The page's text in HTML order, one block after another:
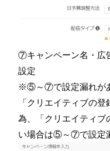
⑦キャンペーン名・広
設定
※⑤～⑦で設定漏れが
「クリエイティブの
為、「クリエイティブ
い場合は⑤～⑦で設定